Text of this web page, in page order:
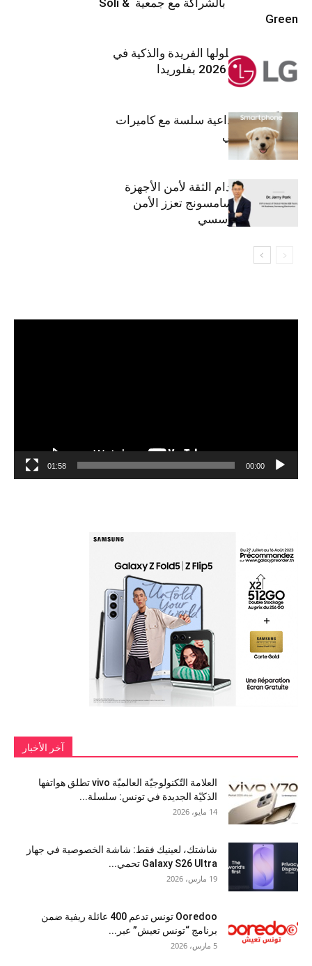
Green
إل جي تقدم حلولها الفريدة والذكية في
معرض (KBIS) 2026 بفلوريدا
قريباً: تجربة إبداعية سلسة مع كاميرات
أجهزة جالاكسي
استراتيجية انعدام الثقة لأمن الأجهزة
المحمولة من سامسونج تعزز الأمن
السيبراني المؤسسي
00:00
01:58
آخر الأخبار
العلامة التّكنولوجيّة العالميّة vivo تطلق هواتفها
الذكيّة الجديدة في تونس: سلسلة...
14 مايو، 2026
شاشتك، لعينيك فقط: شاشة الخصوصية في جهاز
Galaxy S26 Ultra تحمي...
19 مارس، 2026
Ooredoo تونس تدعم 400 عائلة ريفية ضمن
برنامج “تونس تعيش” عبر...
5 مارس، 2026